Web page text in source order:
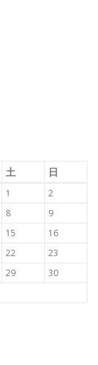
土 日
1
2
8
9
15
16
22
23
29
30